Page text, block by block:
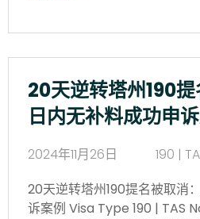
20天逆转塔州190
日内无补料成功申
2024年11月26日
190 |
20天逆转塔州190提名被取消
诉案例 Visa Type 190 | TAS